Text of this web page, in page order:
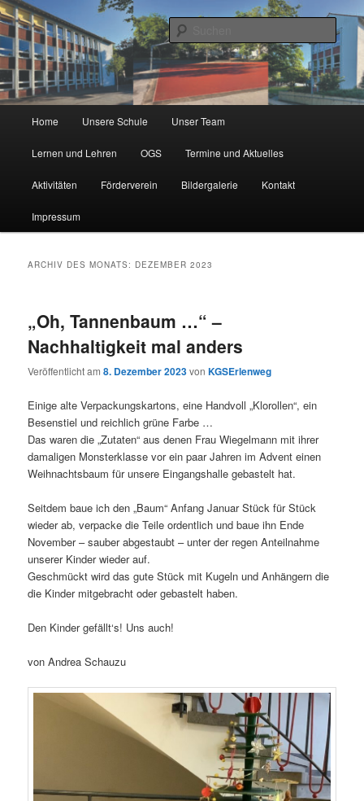
Zum
primären
Inhalt
springen
Zum
sekundären
Inhalt
springenKGS Erlenweg
Städtische Katholische Grundschule
Home Unsere Schule Unser Team
Lernen und Lehren OGS Termine und Aktuelles
Aktivitäten Förderverein Bildergalerie Kontakt
Impressum
ARCHIV DES MONATS: DEZEMBER 2023
„Oh, Tannenbaum …“ –
Nachhaltigkeit mal anders
Veröffentlicht am8. Dezember 2023vonKGSErlenweg
Einige alte Verpackungskartons, eine Handvoll „Klorollen“, ein
Besenstiel und reichlich grüne Farbe …
Das waren die „Zutaten“ aus denen Frau Wiegelmann mit ihrer
damaligen Monsterklasse vor ein paar Jahren im Advent einen
Weihnachtsbaum für unsere Eingangshalle gebastelt hat.
Seitdem baue ich den „Baum“ Anfang Januar Stück für Stück
wieder ab, verpacke die Teile ordentlich und baue ihn Ende
November – sauber abgestaubt – unter der regen Anteilnahme
unserer Kinder wieder auf.
Geschmückt wird das gute Stück mit Kugeln und Anhängern die
die Kinder mitgebracht oder gebastelt haben.
Den Kinder gefällt‘s! Uns auch!
von Andrea Schauzu